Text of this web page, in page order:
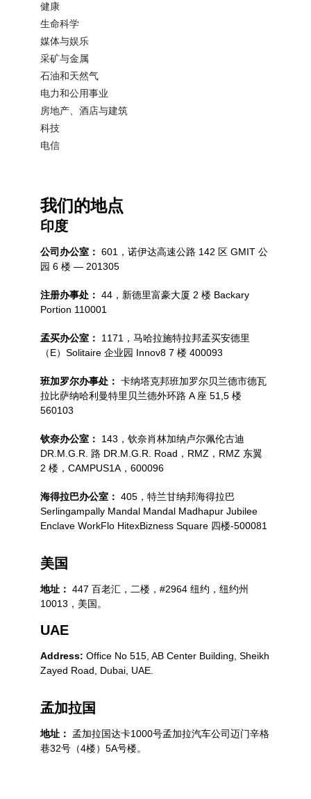
健康
生命科学
媒体与娱乐
采矿与金属
石油和天然气
电力和公用事业
房地产、酒店与建筑
科技
电信
我们的地点
印度
公司办公室：601，诺伊达高速公路 142 区 GMIT 公
园 6 楼 — 201305
注册办事处： 44，新德里富豪大厦 2 楼 Backary
Portion 110001
孟买办公室：
1171，马哈拉施特拉邦孟买安德里
（E）Solitaire 企业园 Innov8 7 楼 400093
班加罗尔办事处： 卡纳塔克邦班加罗尔贝兰德市德瓦
拉比萨纳哈利曼特里贝兰德外环路 A 座 51,5 楼
560103
钦奈办公室：
143，钦奈肖林加纳卢尔佩伦古迪
DR.M.G.R. 路 DR.M.G.R. Road，RMZ，RMZ 东翼
2 楼，CAMPUS1A，600096
海得拉巴办公室： 405，特兰甘纳邦海得拉巴
Serlingampally Mandal Mandal Madhapur Jubilee
Enclave WorkFlo HitexBizness Square 四楼-500081
美国
地址：447 百老汇，二楼，#2964 纽约，纽约州
10013，美国。
UAE
Address:Office No 515, AB Center Building, Sheikh
Zayed Road, Dubai, UAE.
孟加拉国
地址： 孟加拉国达卡1000号孟加拉汽车公司迈门辛格
巷32号（4楼）5A号楼。